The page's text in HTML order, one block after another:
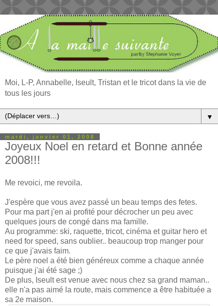
Moi, L-P, Annabelle, Iseult, Tristan et le tricot dans la vie de
tous les jours
▼
mardi, janvier 01, 2008
Joyeux Noel en retard et Bonne année
2008!!!
Me revoici, me revoila.
J'espère que vous avez passé un beau temps des fetes.
Pour ma part j'en ai profité pour décrocher un peu avec
quelques jours de congé dans ma famille.
Au programme: ski, raquette, tricot, cinéma et guitar hero et
need for speed, sans oublier.. beaucoup trop manger pour
ce que j'avais faim.
Le père noel a été bien généreux comme a chaque année
puisque j'ai été sage ;)
De plus, Iseult est venue avec nous chez sa grand maman..
elle n'a pas aimé la route, mais commence a être habituée a
sa 2e maison.